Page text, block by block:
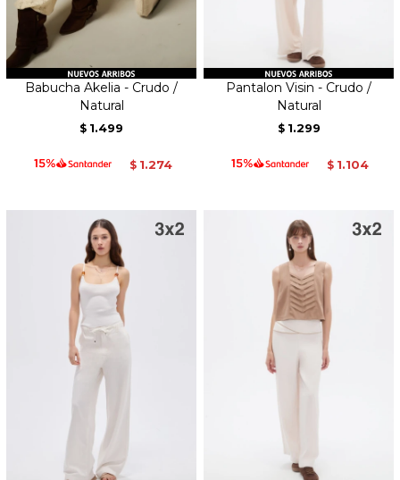
Babucha Akelia - Crudo /
Natural
$ 1.499
$ 1.274
Pantalon Visin - Crudo /
Natural
$ 1.299
$ 1.104